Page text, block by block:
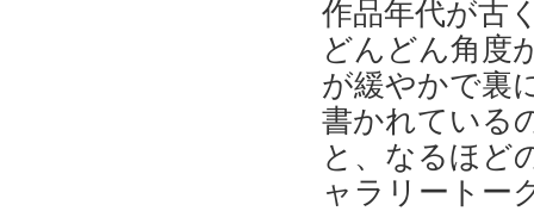
作品年代が古
どんどん角度
が緩やかで裏
書かれている
と、なるほど
ャラリートー